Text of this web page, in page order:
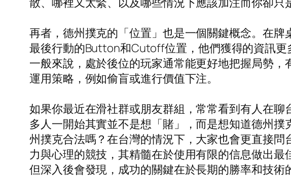
再者，德州撲克的「位置」也是一個關鍵概念。在
最後行動的Button和Cutoff位置，他們獲得的資訊更
一般來說，處於後位的玩家通常能更好地把握局勢
運用策略，例如偷盲或進行價值下注。
如果你最近在滑社群或朋友群組，常常看到有人在
多人一開始其實並不是想「賭」，而是想知道德州
州撲克合法嗎？在台灣的情況下，大家也會更直接
力與心理的競技，其精髓在於使用有限的信息做出
但深入後會發現，成功的關鍵在於長期的勝率和技術